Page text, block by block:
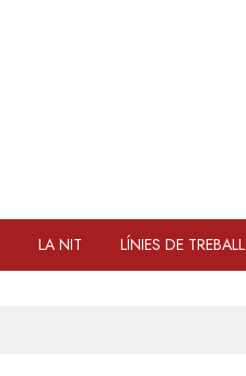
LA NIT LÍNIES DE TREBALL